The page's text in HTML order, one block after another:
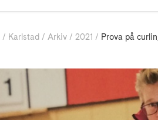
Karlstad Arkiv 2021 Prova på